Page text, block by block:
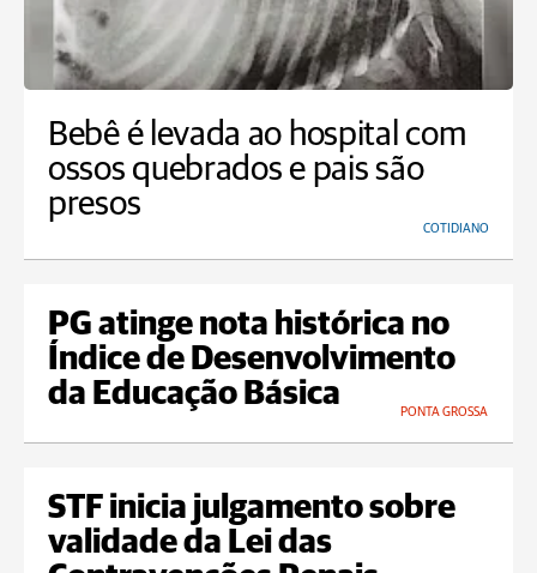
Bebê é levada ao hospital com
ossos quebrados e pais são
presos
COTIDIANO
PG atinge nota histórica no
Índice de Desenvolvimento
da Educação Básica
PONTA GROSSA
STF inicia julgamento sobre
validade da Lei das